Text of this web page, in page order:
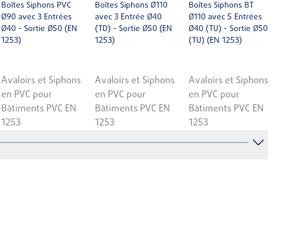
Boîtes Siphons PVC
Ø90 avec 3 Entrées
Ø40 - Sortie Ø50 (EN
1253)
Avaloirs et Siphons
en PVC pour
Bâtiments PVC EN
1253
Boîtes Siphons Ø110
avec 3 Entrée Ø40
(TD) - Sortie Ø50 (EN
1253)
Avaloirs et Siphons
en PVC pour
Bâtiments PVC EN
1253
Boîtes Siphons BT
Ø110 avec 5 Entrées
Ø40 (TU) - Sortie Ø50
(TU) (EN 1253)
Avaloirs et Siphons
en PVC pour
Bâtiments PVC EN
1253